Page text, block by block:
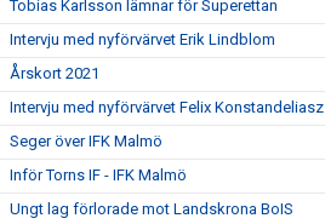
Tobias Karlsson lämnar för Superettan
Intervju med nyförvärvet Erik Lindblom
Årskort 2021
Intervju med nyförvärvet Felix Konstandeliasz
Seger över IFK Malmö
Inför Torns IF - IFK Malmö
Ungt lag förlorade mot Landskrona BoIS